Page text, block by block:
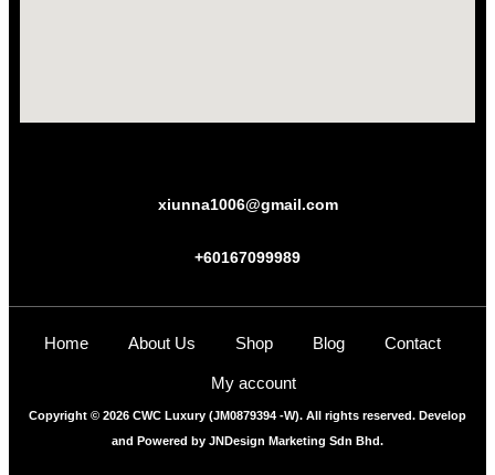
xiunna1006@gmail.com
+60167099989
Home About Us Shop Blog Contact
My account
Copyright © 2026 CWC Luxury (JM0879394 -W). All rights reserved. Develop
and Powered by JNDesign Marketing Sdn Bhd.